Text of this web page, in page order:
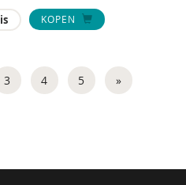
KOPEN
3 4 5 »